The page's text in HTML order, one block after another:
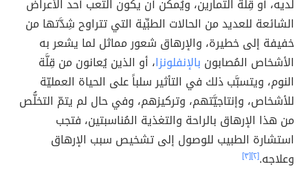
لديه، أو قِلَّة التمارين، ويُمكن أن يكون التعب أحد الأعراض
الشائعة للعديد من الحالات الطبِّية التي تتراوح شِدَّتها من
خفيفة إلى خطيرة، والإرهاق شعور مماثل لما يشعر به
الأشخاص المُصابون بالإنفلونزا، أو الذين يُعانون من قِلَّة
النوم، ويتسبَّب ذلك في التأثير سلباً على الحياة العمليّة
للأشخاص، وإنتاجيَّتهم، وتركيزهم، وفي حال لم يتمّ التخلُّص
من هذا الإرهاق بالراحة والتغذية المُناسبتين، فتجب
استشارة الطبيب للوصول إلى تشخيص سبب الإرهاق
وعلاجه.[٢] [٣]